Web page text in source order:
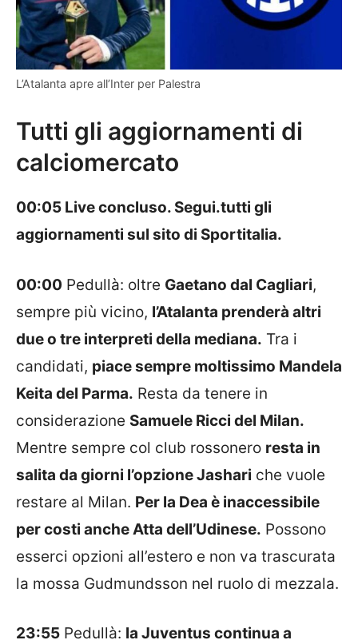
L’Atalanta apre all’Inter per Palestra
Tutti gli aggiornamenti di
calciomercato
00:05 Live concluso. Segui.tutti gli
aggiornamenti sul sito di Sportitalia.
00:00 Pedullà: oltre Gaetano dal Cagliari,
sempre più vicino, l’Atalanta prenderà altri
due o tre interpreti della mediana. Tra i
candidati, piace sempre moltissimo Mandela
Keita del Parma. Resta da tenere in
considerazione Samuele Ricci del Milan.
Mentre sempre col club rossonero resta in
salita da giorni l’opzione Jashari che vuole
restare al Milan. Per la Dea è inaccessibile
per costi anche Atta dell’Udinese. Possono
esserci opzioni all’estero e non va trascurata
la mossa Gudmundsson nel ruolo di mezzala.
23:55 Pedullà: la Juventus continua a